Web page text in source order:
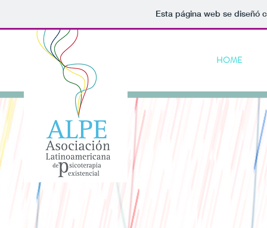
Esta página web se diseñó
HOME